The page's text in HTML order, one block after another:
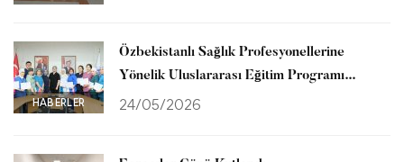
HABERLER
Özbekistanlı Sağlık Profesyonellerine
Yönelik Uluslararası Eğitim Programı
Tamamlandı
24/05/2026